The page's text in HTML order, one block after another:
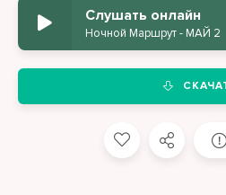
Слушать онлайн
Ночной Маршрут - МАЙ 2